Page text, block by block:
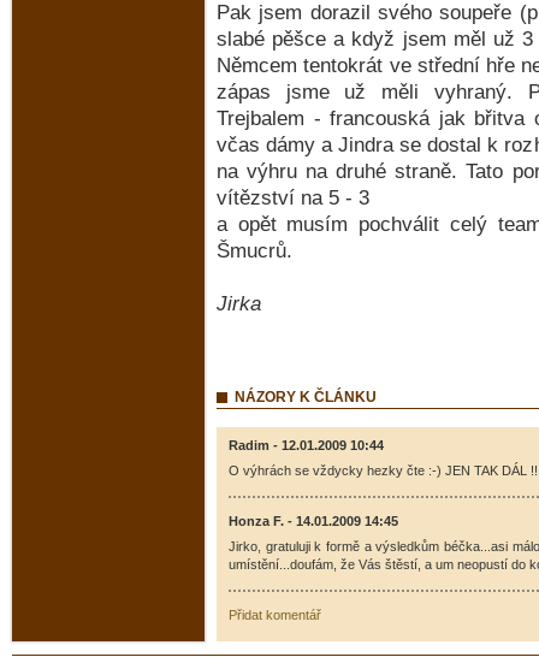
Pak jsem dorazil svého soupeře
slabé pěšce a když jsem měl už
Němcem tentokrát ve střední hře
zápas jsme už měli vyhraný.
Trejbalem - francouská jak břitva
včas dámy a Jindra se dostal k
na výhru na druhé straně. Tato
vítězství na 5 - 3
a opět musím pochválit celý
Šmucrů.
Jirka
NÁZORY K ČLÁNKU
Radim - 12.01.2009 10:44
O výhrách se vždycky hezky čte :-) JEN TAK DÁL
Honza F. - 14.01.2009 14:45
Jirko, gratuluji k formě a výsledkům béčka...asi
umístění...doufám, že Vás štěstí, a um neopustí do
Přidat komentář